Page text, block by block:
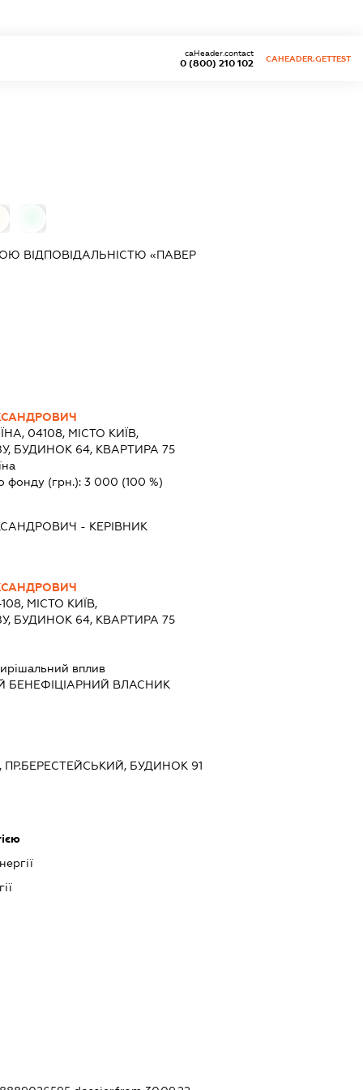
0 (800) 210 102
caHeader.contact
CAHEADER.GETTEST
ВІДПОВІДАЛЬНІСТЮ «ПАВЕР
04108, МІСТО КИЇВ,
БУДИНОК 64, КВАРТИРА 75
фонду (грн.): 3 000 (100 %)
- КЕРІВНИК
МІСТО КИЇВ,
БУДИНОК 64, КВАРТИРА 75
вплив
БЕНЕФІЦІАРНИЙ ВЛАСНИК
ПР.БЕРЕСТЕЙСЬКИЙ, БУДИНОК 91